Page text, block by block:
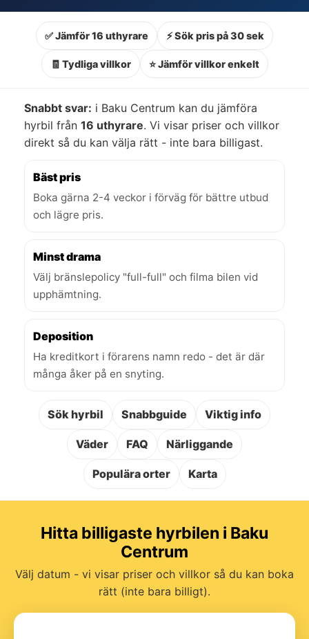
✅ Jämför 16 uthyrare ⚡ Sök pris på 30 sek
🧾 Tydliga villkor ⭐ Jämför villkor enkelt
Snabbt svar: i Baku Centrum kan du jämföra
hyrbil från 16 uthyrare. Vi visar priser och villkor
direkt så du kan välja rätt - inte bara billigast.
Bäst pris
Boka gärna 2-4 veckor i förväg för bättre utbud
och lägre pris.
Minst drama
Välj bränslepolicy "full-full" och filma bilen vid
upphämtning.
Deposition
Ha kreditkort i förarens namn redo - det är där
många åker på en snyting.
Sök hyrbil Snabbguide Viktig info
Väder FAQ Närliggande
Populära orter Karta
Hitta billigaste hyrbilen i Baku
Centrum
Välj datum - vi visar priser och villkor så du kan boka
rätt (inte bara billigt).